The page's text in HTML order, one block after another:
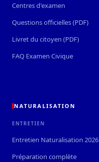
Centres d'examen
Questions officielles (PDF)
Livret du citoyen (PDF)
FAQ Examen Civique
NATURALISATION
ENTRETIEN
Entretien Naturalisation 2026
Préparation complète